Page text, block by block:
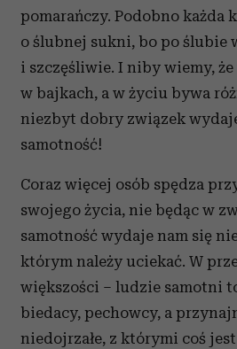
pomarańczy. Podobno każda
o ślubnej sukni, bo po ślubie
i szczęśliwie. I niby wiemy,
w bajkach, a w życiu bywa
niezbyt dobry związek
samotność!
Coraz więcej osób spędza
swojego życia, nie będąc w
samotność wydaje nam się
którym należy uciekać. W
większości – ludzie samotni
biedacy, pechowcy, a
niedojrzałe, z którymi coś